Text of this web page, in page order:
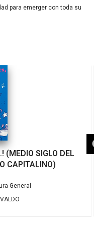
para emerger con toda su
(MEDIO SIGLO DEL
CAPITALINO)
General